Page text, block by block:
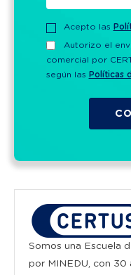
Acepto las
Autorizo el
comercial por
según las Políticas
Somos una Escuela
por MINEDU, con 30